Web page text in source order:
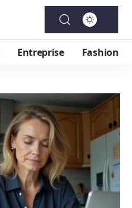
Entreprise Fashion